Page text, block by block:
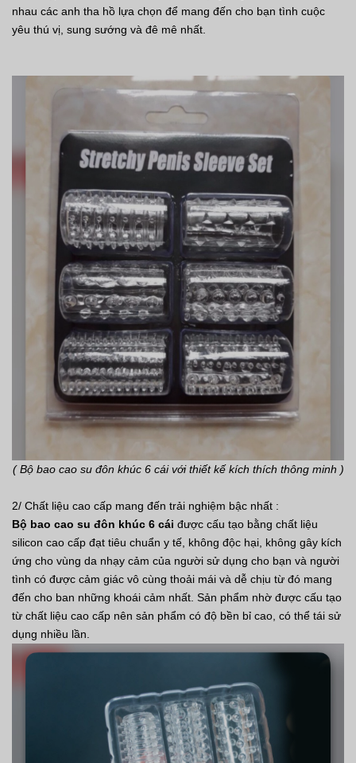
nhau các anh tha hồ lựa chọn để mang đến cho bạn tình cuộc
yêu thú vị, sung sướng và đê mê nhất.
( Bộ bao cao su đôn khúc 6 cái với thiết kế kích thích thông minh )
2/ Chất liệu cao cấp mang đến trải nghiệm bậc nhất :
Bộ bao cao su đôn khúc 6 cái được cấu tạo bằng chất liệu
silicon cao cấp đạt tiêu chuẩn y tế, không độc hại, không gây kích
ứng cho vùng da nhạy cảm của người sử dụng cho bạn và người
tình có được cảm giác vô cùng thoải mái và dễ chịu từ đó mang
đến cho ban những khoái cảm nhất. Sản phẩm nhờ được cấu tạo
từ chất liệu cao cấp nên sản phẩm có độ bền bỉ cao, có thể tái sử
dụng nhiều lần.